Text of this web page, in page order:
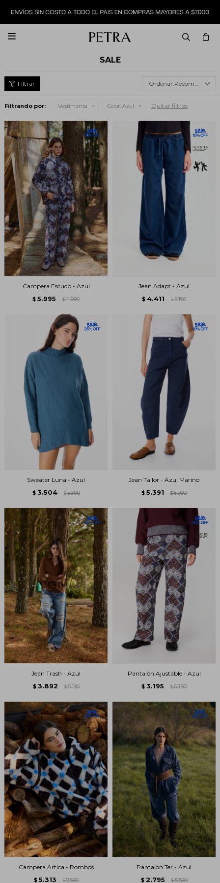

SALE
Recomendados
Filtrando por: Vestimenta Color: Azul Quitar filtros
Campera Escudo - Azul
$ 5.995 $ 11.990
Jean Adapt - Azul
$ 4.411 $ 5.190
Sweater Luna - Azul
$ 3.504 $ 5.390
Jean Tailor - Azul Marino
$ 5.391 $ 5.990
Jean Trash - Azul
$ 3.892 $ 5.190
Pantalon Ajustable - Azul
$ 3.195 $ 6.390
Campera Artica - Rombos
$ 5.313 $ 7.590
Pantalon Ter - Azul
$ 2.795 $ 5.590